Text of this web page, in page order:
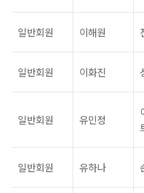
일반회원 이해원
일반회원 이화진
일반회원 유민정
일반회원 유하나